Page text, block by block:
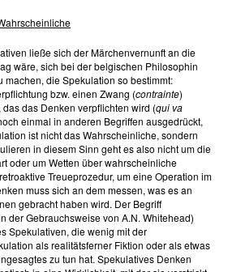
ließe sich der Märchenvernunft an die
wäre, sich bei der belgischen Philosophin
machen, die Spekulation so bestimmt:
bzw. einen Zwang (contrainte)
das Denken verpflichten wird (qui va
einmal in anderen Begriffen ausgedrückt,
ist nicht das Wahrscheinliche, sondern
in diesem Sinn geht es also nicht um die
oder um Wetten über wahrscheinliche
Treueprozedur, um eine Operation im
muss sich an dem messen, was es an
gebracht haben wird. Der Begriff
der Gebrauchsweise von A.N. Whitehead)
Spekulativen, die wenig mit der
als realitätsferner Fiktion oder als etwas
zu tun hat. Spekulatives Denken